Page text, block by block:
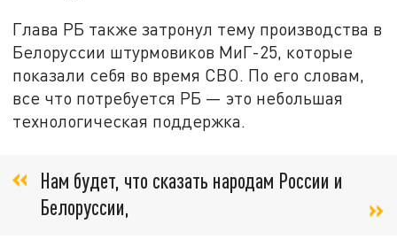
Глава РБ также затронул тему производства в
Белоруссии штурмовиков МиГ-25, которые
показали себя во время СВО. По его словам,
все что потребуется РБ — это небольшая
технологическая поддержка.
Нам будет, что сказать народам России и
Белоруссии,